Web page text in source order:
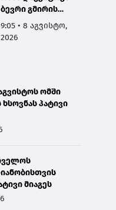
ბევრი გმირის
სახელი და
დაგვაკისრა
ინტერესებზე
ზრუნვისას და
შევძლოთ
9:05 • 8 აგვისტო,
2026
ომში
პატივი
მიაგეს